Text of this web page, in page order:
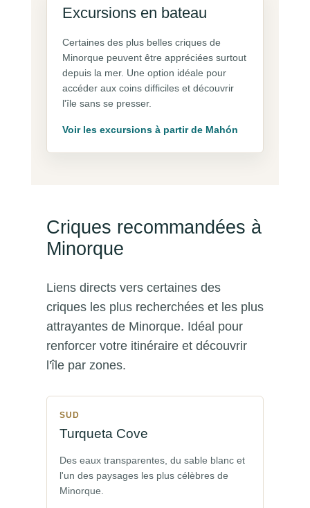
Excursions en bateau
Certaines des plus belles criques de
Minorque peuvent être appréciées surtout
depuis la mer. Une option idéale pour
accéder aux coins difficiles et découvrir
l'île sans se presser.
Voir les excursions à partir de Mahón
Criques recommandées à
Minorque
Liens directs vers certaines des
criques les plus recherchées et les plus
attrayantes de Minorque. Idéal pour
renforcer votre itinéraire et découvrir
l'île par zones.
SUD
Turqueta Cove
Des eaux transparentes, du sable blanc et
l'un des paysages les plus célèbres de
Minorque.